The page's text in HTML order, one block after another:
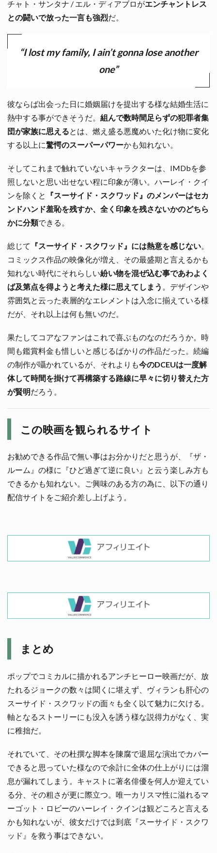
チャト・サンタナ / エル・ディアブロがエンチャントレス
との闘いで放った一言も強烈だ。
“I lost my family, I ain’t gonna lose another
one”
彼ならば出会った日に婚姻届けを提出する様な結婚生活に
熱中する事ができそうだ。 組んで数時間足らずの犯罪者集
団が家族に思えるとは、燃え盛る悪魔めいた化け物に変化
する以上に驚愕のスーパーパワーかも知れない。
そしてこれまで触れていないキャラクターは、IMDbを参
照しないと思い出せない程に印象が薄い。ハーレイ・クイ
ンを除くと
『スーサイド・スクワッド』のメンバーはセカ
ンドハンド羞恥を残すか、全く印象を残さないかのどちら
かに分類できる。
総じて 『スーサイド・スクワッド』には熱意を感じない。
コミックス作品の映像化が増え、その最盛期と言えるかも
知れない時代にそれらしい紛い物を混ぜ込む事であわよく
ば及第点を得ようと考えた様に思えてしまう 。デザインや
雰囲気と云った表層的なエレメントは入念に揃えている様
だが、それ以上は何も無いのだ。
果たしてコアなファンはこれで喜ぶものなのだろうか。時
間も鑑賞料金も惜しいと感じるばかりの作品だった。続編
の制作が囁かれているが、それよりも今のDCEUは一度解
体して時間を掛けて再構築する路線に早々に切り替えた方
が賢明だろう。
この映画を観られるサイト
お勧めできる作品で無い事はお分かりだと思うが、『ザ・
ルーム』の様に『ひど過ぎて逆に良い』と云う楽しみ方も
できるかも知れない。ご興味のある方の為に、以下の通り
配信サイトをご紹介差し上げよう。
まとめ
ポップでコミカルに描かれるアンチヒーロー映画だが、放
たれるジョークの数々は聞くに堪えず、ヴィランも肝心の
スーサイド・スクワッドの面々も全く以て魅力に欠ける。
軸となるストーリーにも没入を誘う様な説得力がなく、実
に稚拙だ。
それでいて、その杜撰な脚本を陳腐で退屈な演出でカバー
できると思っていた様なので余計に全体の仕上がりには溜
息が漏れてしまう。キャストに著名俳優を何人か迎えてい
る分、その粗さが更に際立つ。唯一カリスマ性に溢れるマ
ーゴット・ロビーのハーレイ・クインは観どころと言える
かも知れないが、彼女だけでは到底『スーサイド・スクワ
ッド』を救う事はできない。